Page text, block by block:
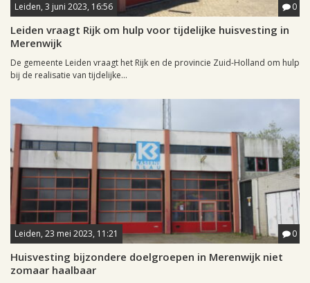
Leiden, 3 juni 2023, 16:56 0
Leiden vraagt Rijk om hulp voor tijdelijke huisvesting in
Merenwijk
De gemeente Leiden vraagt het Rijk en de provincie Zuid-Holland om hulp
bij de realisatie van tijdelijke...
Leiden, 23 mei 2023, 11:21 0
Huisvesting bijzondere doelgroepen in Merenwijk niet
zomaar haalbaar